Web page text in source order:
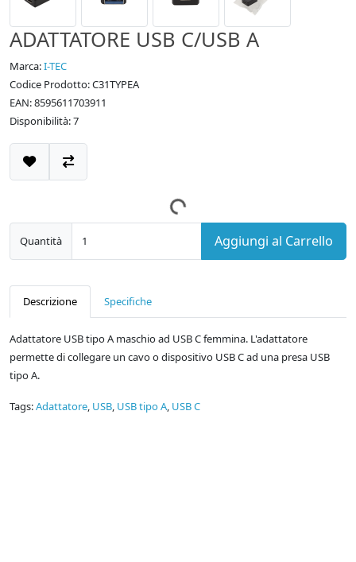
ADATTATORE USB C/USB A
Marca:I-TEC
Codice Prodotto: C31TYPEA
EAN: 8595611703911
Disponibilità: 7
Quantità Aggiungi al Carrello
Descrizione Specifiche
Adattatore USB tipo A maschio ad USB C femmina. L'adattatore
permette di collegare un cavo o dispositivo USB C ad una presa USB
tipo A.
Tags:Adattatore, USB, USB tipo A, USB C